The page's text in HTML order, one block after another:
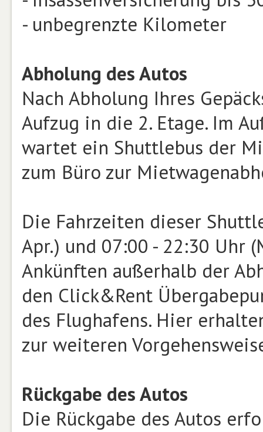
- unbegrenzte Kilometer
Abholung des Autos
Nach Abholung Ihres
Aufzug in die 2. Etage. Im
wartet ein Shuttlebus der
zum Büro zur
Die Fahrzeiten dieser
Apr.) und 07:00 - 22:30 Uhr
Ankünften außerhalb der
den Click&Rent
des Flughafens. Hier
zur weiteren
Rückgabe des Autos
Die Rückgabe des Autos